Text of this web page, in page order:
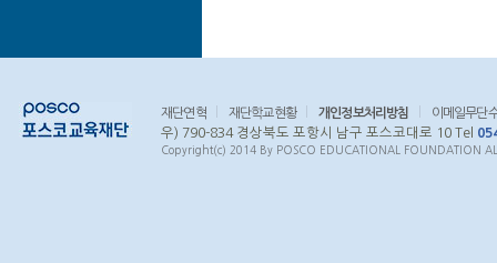
재단연혁 재단학교현황 개인정보처리방침 이메일무단
우) 790-834 경상북도 포항시 남구 포스코대로 10 Tel
Copyright(c) 2014 By POSCO EDUCATIONAL FOUNDATION